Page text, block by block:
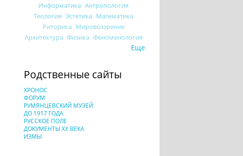
Информатика Антропология
Теология Эстетика Математика
Риторика Мировоззрение
Архитектура Физика Феноменология
Еще
Родственные сайты
ХРОНОС
ФОРУМ
РУМЯНЦЕВСКИЙ МУЗЕЙ
ДО 1917 ГОДА
РУССКОЕ ПОЛЕ
ДОКУМЕНТЫ XX ВЕКА
ИЗМЫ